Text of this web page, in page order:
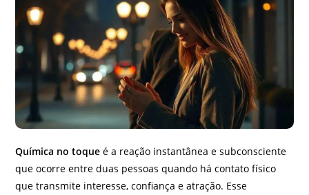
Química no toque é a reação instantânea e subconsciente
que ocorre entre duas pessoas quando há contato físico
que transmite interesse, confiança e atração. Esse